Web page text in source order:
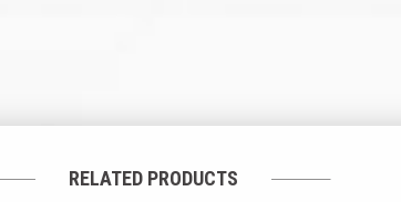
RELATED PRODUCTS